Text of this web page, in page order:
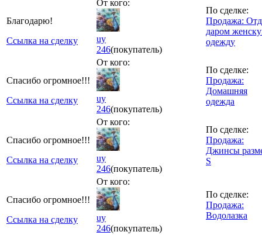
Благодарю!
Ссылка на сделку
От кого:
uy
246(покупатель)
По сделке:
Продажа:
даром
одежду
Спасибо огромное!!!
Ссылка на сделку
От кого:
uy
246(покупатель)
По сделке:
Продажа:
Домашняя
одежда
Спасибо огромное!!!
Ссылка на сделку
От кого:
uy
246(покупатель)
По сделке:
Продажа:
Джинсы
S
Спасибо огромное!!!
Ссылка на сделку
От кого:
uy
246(покупатель)
По сделке:
Продажа:
Водолазка